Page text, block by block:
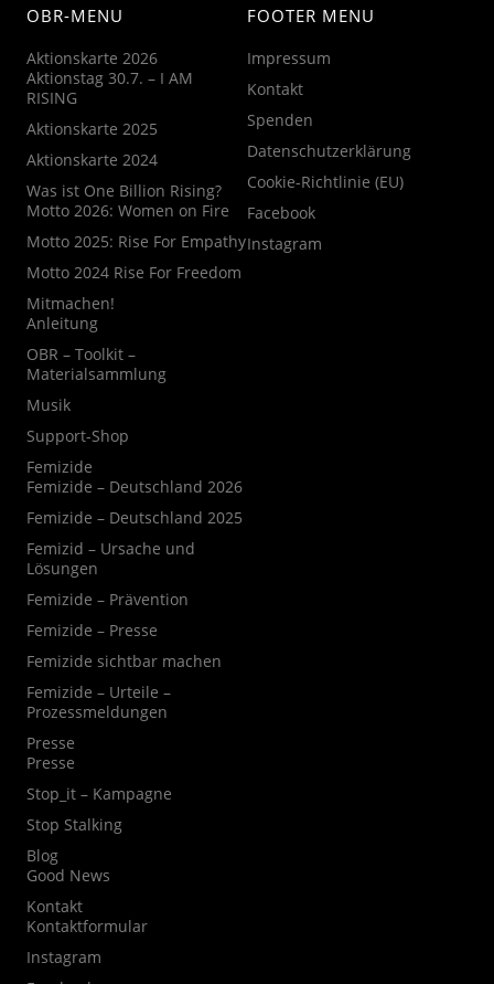
OBR-MENU
Aktionskarte 2026
Aktionstag 30.7. – I AM
RISING
Aktionskarte 2025
Aktionskarte 2024
Was ist One Billion Rising?
Motto 2026: Women on Fire
Motto 2025: Rise For Empathy
Motto 2024 Rise For Freedom
Mitmachen!
Anleitung
OBR – Toolkit –
Materialsammlung
Musik
Support-Shop
Femizide
Femizide – Deutschland 2026
Femizide – Deutschland 2025
Femizid – Ursache und
Lösungen
Femizide – Prävention
Femizide – Presse
Femizide sichtbar machen
Femizide – Urteile –
Prozessmeldungen
Presse
Presse
Stop_it – Kampagne
Stop Stalking
Blog
Good News
Kontakt
Kontaktformular
Instagram
FOOTER MENU
Impressum
Kontakt
Spenden
Datenschutzerklärung
Cookie-Richtlinie (EU)
Facebook
Instagram